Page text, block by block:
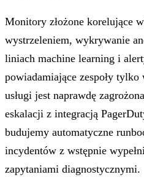
Monitory złożone korelujące
wystrzeleniem, wykrywanie
liniach machine learning i
powiadamiające zespoły
usługi jest naprawdę
eskalacji z integracją
budujemy automatyczne
incydentów z wstępnie
zapytaniami diagnostycznymi.